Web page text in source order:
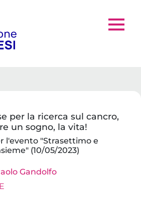
per la ricerca sul cancro,
un sogno, la vita!
l'evento "Strasettimo e
(10/05/2023)
Gandolfo